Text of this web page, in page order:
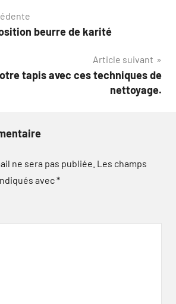
beurre de karité
Article suivant
tapis avec ces techniques de
nettoyage.
ne sera pas publiée. Les champs
avec*